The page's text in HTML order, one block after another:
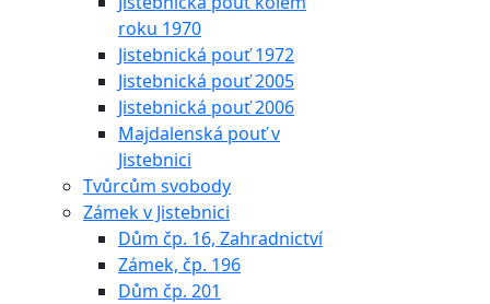
roku 1970
Jistebnická pouť 1972
Jistebnická pouť 2005
Jistebnická pouť 2006
Majdalenská pouť v
Jistebnici
Tvůrcům svobody
Zámek v Jistebnici
Dům čp. 16, Zahradnictví
Zámek, čp. 196
Dům čp. 201